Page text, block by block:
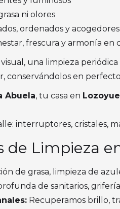
ni olores
ordenados y acogedores
frescura y armonía en
una limpieza
conservándolos en
Abuela, tu casa en
interruptores, cristales,
de Limpieza
de grasa, limpieza de
de sanitarios,
Recuperamos brillo,